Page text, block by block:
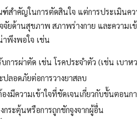
ฑ์สำคัญในการตัดสินใจ แต่การประเมินค
ด้านสุขภาพ สภาพร่างกาย และความเข้
พึงพอใจ เช่น
ารผ่าตัด เช่น โรคประจำตัว (เช่น เบา
ลอดภัยต่อการวางยาสลบ
งมีความเข้าใจที่ชัดเจนเกี่ยวกับขั้นตอนก
ระตุ้นหรือการถูกชักจูงจากผู้อื่น